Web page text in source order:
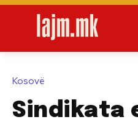
Kosovë
Sindikata